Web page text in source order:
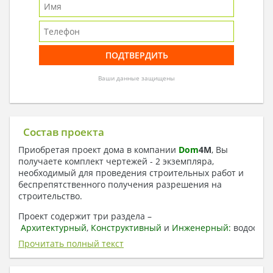
Ваши данные защищены
Состав проекта
Приобретая проект дома в компании Dom4M, Вы
получаете комплект чертежей - 2 экземпляра,
необходимый для проведения строительных работ и
беспрепятственного получения разрешения на
строительство.
Проект содержит три раздела –
Архитектурный, Конструктивный и Инженерный:
отопление, вентиляция, канализация,
электроснабжение (приобретается за дополнительную
плату) + Пояснительная записка.
Прочитать полный текст